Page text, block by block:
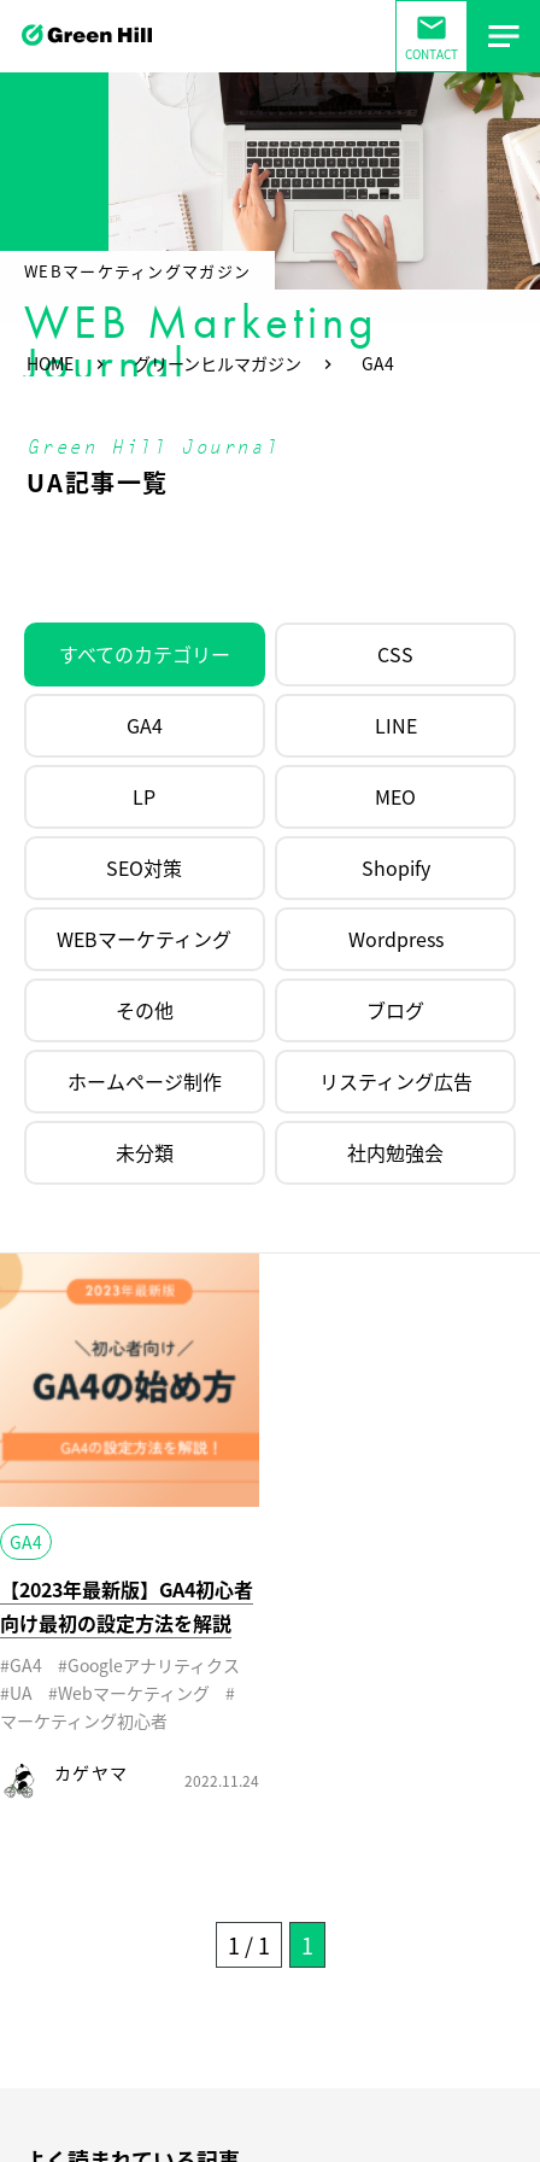
mail
CONTACT
WEBマーケティングマガジン
WEB Marketing
Journal
HOME グリーンヒルマガジン GA4
Green Hill Journal
UA記事一覧
すべてのカテゴリー CSS
GA4 LINE
LP MEO
SEO対策 Shopify
WEBマーケティング Wordpress
その他 ブログ
ホームページ制作 リスティング広告
未分類 社内勉強会
GA4
【2023年最新版】GA4初心者
向け最初の設定方法を解説
#GA4
#Googleアナリティクス
#UA
#Webマーケティング
#
マーケティング初心者
カゲヤマ 2022.11.24
1 / 1 1